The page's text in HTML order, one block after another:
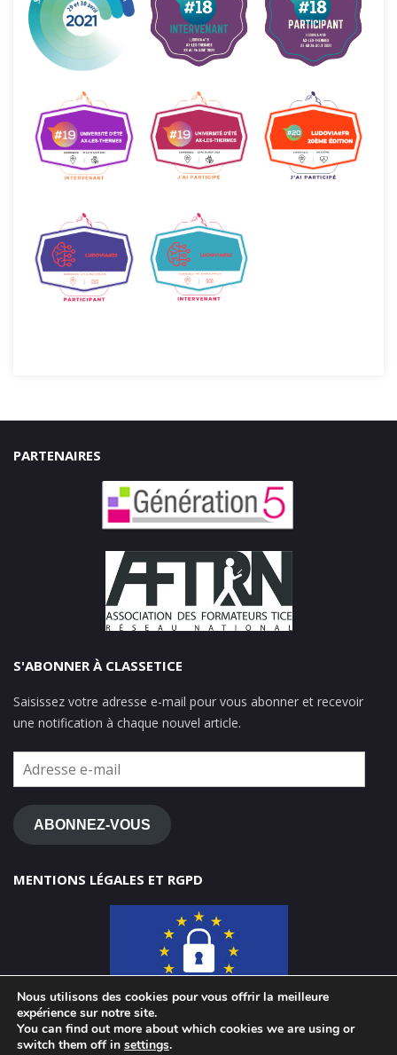
PARTENAIRES
S'ABONNER À CLASSETICE
Saisissez votre adresse e-mail pour vous abonner et recevoir
une notification à chaque nouvel article.
Adresse
e-
mail
ABONNEZ-VOUS
MENTIONS LÉGALES ET RGPD
© 2026 ClasseTICE 1d
Nous utilisons des cookies pour vous offrir la meilleure
expérience sur notre site.
You can find out more about which cookies we are using or
switch them off in settings.